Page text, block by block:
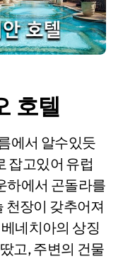
호텔
잡고있어 유럽
하에서 곤돌라를
천장이 갖추어져
네치아의 상징
고, 주변의 건물